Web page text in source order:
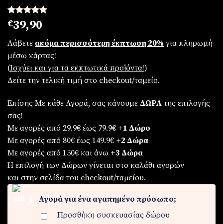
Βαθμολογήθηκε
με5.00
από 5 με
βάση
1
βαθμολογία
πελάτη
€39,90
Λάβετε ακόμα περισσότερη έκπτωση 20% για πληρωμή
μέσω κάρτας!
(Iσχύει και για τα εκπτωτικά προϊόντα!)
Δείτε την τελική τιμή στο checkout/ταμείο.
Επίσης Με κάθε Αγορά, σας κάνουμε ΔΩΡΑ της επιλογής
σας!
Με αγορές από 29.9€ έως 79.9€ +1 Δώρο
Με αγορές από 80€ έως 149.9€ +2 Δώρα
Με αγορές από 150€ και άνω +3 Δώρα
Η επιλογή των Δώρων γίνεται στο καλάθι αγορών
και στην σελίδα του checkout/ταμείου.
Αγορά για ένα αγαπημένο πρόσωπο;
Προσθήκη συσκευασίας δώρου